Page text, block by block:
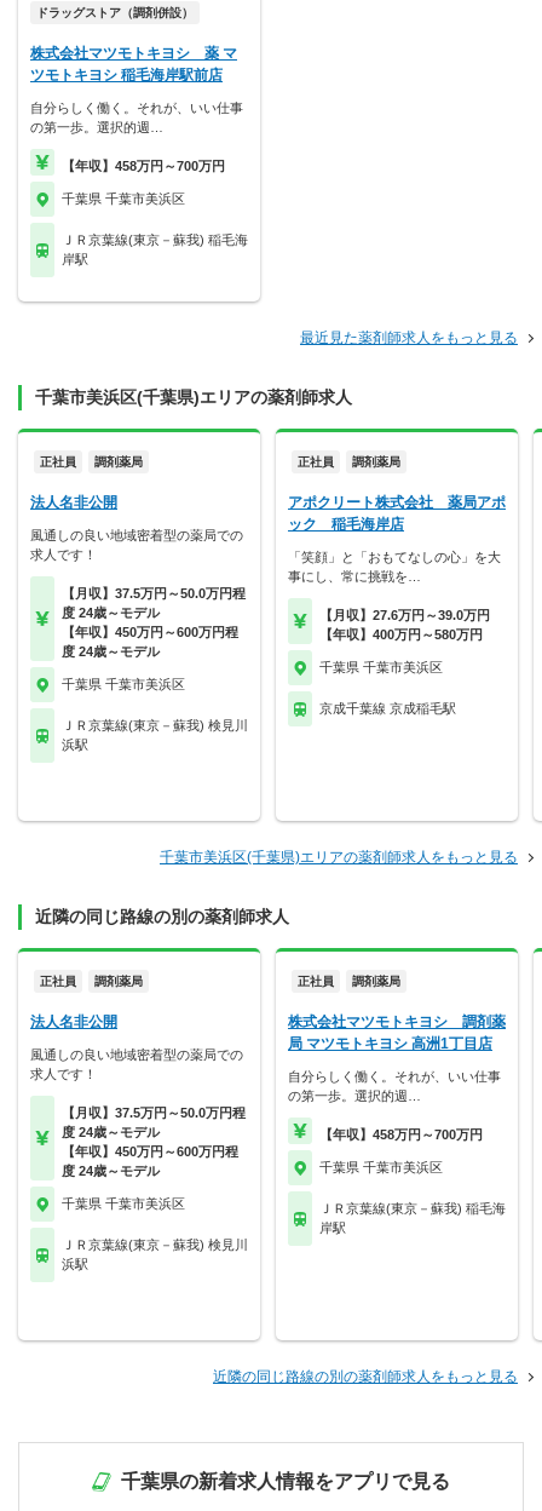
ドラッグストア（調剤併設）
株式会社マツモトキヨシ 薬 マ
ツモトキヨシ 稲毛海岸駅前店
自分らしく働く。それが、いい仕事
の第一歩。選択的週…
【年収】458万円～700万円
千葉県 千葉市美浜区
ＪＲ京葉線(東京－蘇我) 稲毛海
岸駅
最近見た薬剤師求人をもっと見る
千葉市美浜区(千葉県)エリアの薬剤師求人
正社員 調剤薬局
法人名非公開
風通しの良い地域密着型の薬局での
求人です！
【月収】37.5万円～50.0万円程
度 24歳～モデル
【年収】450万円～600万円程
度 24歳～モデル
千葉県 千葉市美浜区
ＪＲ京葉線(東京－蘇我) 検見川
浜駅
正社員 調剤薬局
アポクリート株式会社 薬局アポ
ック 稲毛海岸店
「笑顔」と「おもてなしの心」を大
事にし、常に挑戦を…
【月収】27.6万円～39.0万円
【年収】400万円～580万円
千葉県 千葉市美浜区
京成千葉線 京成稲毛駅
千葉市美浜区(千葉県)エリアの薬剤師求人をもっと見る
近隣の同じ路線の別の薬剤師求人
正社員 調剤薬局
法人名非公開
風通しの良い地域密着型の薬局での
求人です！
【月収】37.5万円～50.0万円程
度 24歳～モデル
【年収】450万円～600万円程
度 24歳～モデル
千葉県 千葉市美浜区
ＪＲ京葉線(東京－蘇我) 検見川
浜駅
正社員 調剤薬局
株式会社マツモトキヨシ 調剤薬
局 マツモトキヨシ 高洲1丁目店
自分らしく働く。それが、いい仕事
の第一歩。選択的週…
【年収】458万円～700万円
千葉県 千葉市美浜区
ＪＲ京葉線(東京－蘇我) 稲毛海
岸駅
近隣の同じ路線の別の薬剤師求人をもっと見る
千葉県の新着求人情報をアプリで見る